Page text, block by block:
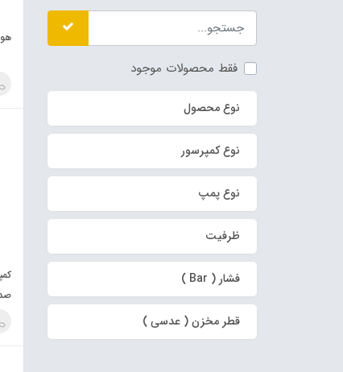
فقط محصولات موجود
نوع محصول
نوع کمپرسور
نوع پمپ
ظرفیت
فشار ( Bar )
قطر مخزن ( عدسی )
صدا 9000